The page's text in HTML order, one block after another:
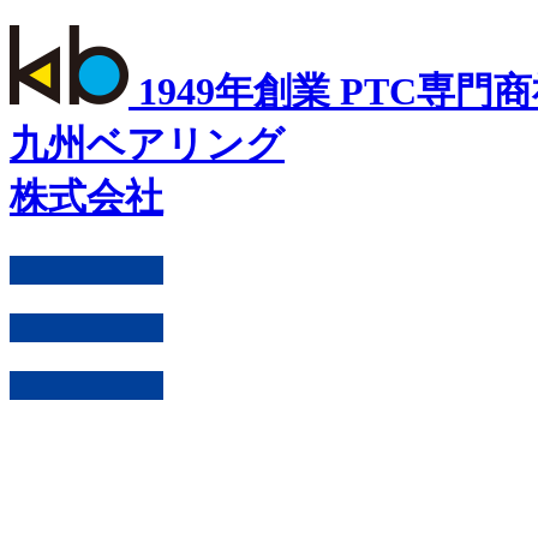
1949年創業 PTC専門
九州ベアリング
株式会社